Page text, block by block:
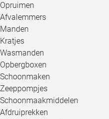
Opruimen
Afvalemmers
Manden
Kratjes
Wasmanden
Opbergboxen
Schoonmaken
Zeeppompjes
Schoonmaakmiddelen
Afdruiprekken